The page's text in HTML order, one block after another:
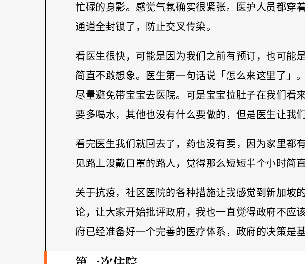
忙碌的身影。感觉气氛确实很紧张。医护人员都穿
通道全封锁了，防止交叉传染。
看医生很快，可能是因为我们之前有预订，也可能
简直不敢想象。医生第一句话说「怎么来这里了」
尽量避免带宝宝去医院。可是宝宝拉肚子在我们看
要多喝水，其他也没有什么要做的，但是医生让我
看完医生我们就回去了，药也没有要，因为家里都
见路上没戴口罩的路人，觉得那么短短半个小时简直
关于抗疫，社区医院的各种措施让我感觉到新加坡
论，让大家开始批评政府，我也一直觉得政府不应
府已经准备好一个完善的医疗体系，政府的决策是